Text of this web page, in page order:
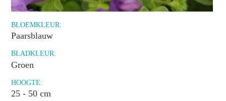
BLOEMKLEUR:
Paarsblauw
BLADKLEUR:
Groen
HOOGTE:
25 - 50 cm